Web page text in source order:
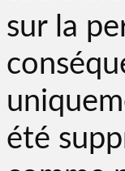
sur la
été